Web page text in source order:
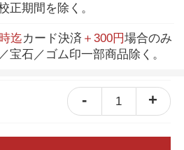
正期間を除く。
迄カード決済 ＋300円場合のみ
宝石／ゴム印一部商品除く。
- 1 +